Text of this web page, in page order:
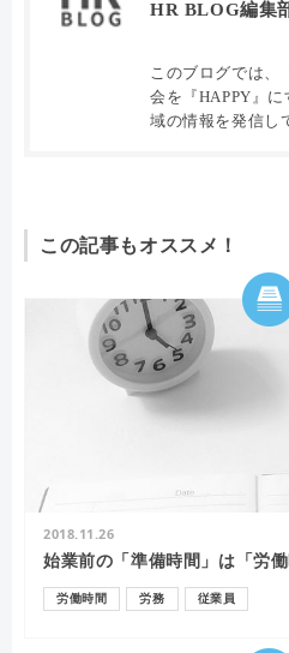
HR BLOG編集
このブログでは、
会を『HAPPY』
域の情報を発信し
この記事もオススメ！
2018.11.26
始業前の「準備時間」は「労
労働時間 労務 従業員